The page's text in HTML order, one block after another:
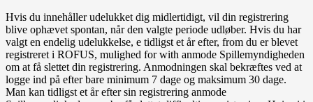
Hvis du innehåller udelukket dig midlertidigt, vil din registrering
blive ophævet spontan, når den valgte periode udløber. Hvis du har
valgt en endelig udelukkelse, e tidligst et år efter, from du er blevet
registreret i ROFUS, mulighed for with anmode Spillemyndigheden
om at få slettet din registrering. Anmodningen skal bekræftes ved at
logge ind på efter bare minimum 7 dage og maksimum 30 dage.
Man kan tidligst et år efter sin registrering anmode